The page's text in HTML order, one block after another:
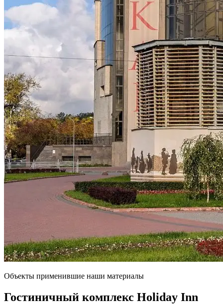
Объекты применившие наши материалы
Гостиничный комплекс Holiday Inn